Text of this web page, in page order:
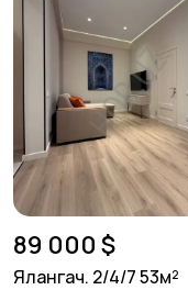
89 000 $
Ялангач. 2/4/7 53м²